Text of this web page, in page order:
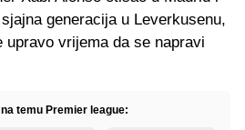
generacija u Leverkusenu,
vrijema da se napravi
temu Premier league: